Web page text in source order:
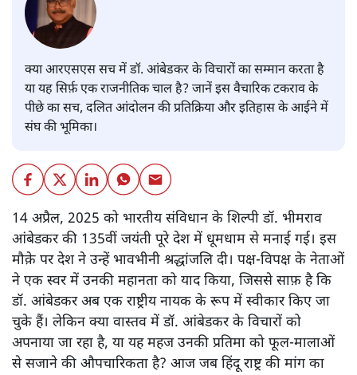
क्या आरएसएस सच में डॉ. आंबेडकर के विचारों का सम्मान करता है
या यह सिर्फ़ एक राजनीतिक चाल है? जानें इस वैचारिक टकराव के
पीछे का सच, दलित आंदोलन की प्रतिक्रिया और इतिहास के आईने में
संघ की भूमिका।
14 अप्रैल, 2025 को भारतीय संविधान के शिल्पी डॉ. भीमराव
आंबेडकर की 135वीं जयंती पूरे देश में धूमधाम से मनाई गई। इस
मौक़े पर देश ने उन्हें भावभीनी श्रद्धांजलि दी। पक्ष-विपक्ष के नेताओं
ने एक स्वर में उनकी महानता को याद किया, जिससे साफ़ है कि
डॉ. आंबेडकर अब एक राष्ट्रीय नायक के रूप में स्वीकार किए जा
चुके हैं। लेकिन क्या वास्तव में डॉ. आंबेडकर के विचारों को
अपनाया जा रहा है, या यह महज उनकी प्रतिमा को फूल-मालाओं
से सजाने की औपचारिकता है? आज जब हिंदू राष्ट्र की मांग का